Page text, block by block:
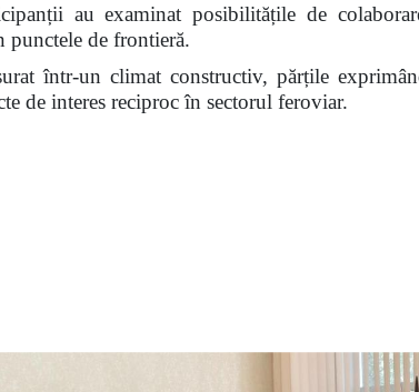
au examinat posibilitățile de
de frontieră.
într-un climat constructiv, părțile
de interes reciproc în sectorul feroviar.